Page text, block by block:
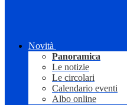
Novità
Panoramica
Le notizie
Le circolari
Calendario eventi
Albo online